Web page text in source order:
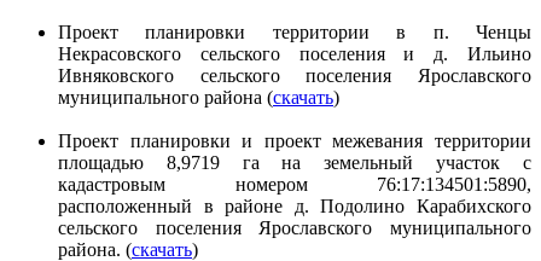
Проект планировки территории в п. Ченцы
Некрасовского сельского поселения и д. Ильино
Ивняковского сельского поселения Ярославского
муниципального района (скачать)
Проект планировки и проект межевания территории
площадью 8,9719 га на земельный участок с
кадастровым номером 76:17:134501:5890,
расположенный в районе д. Подолино Карабихского
сельского поселения Ярославского муниципального
района. (скачать)